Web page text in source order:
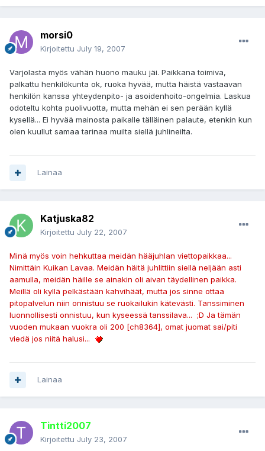
morsi0
Kirjoitettu July 19, 2007
Varjolasta myös vähän huono mauku jäi. Paikkana toimiva,
palkattu henkilökunta ok, ruoka hyvää, mutta häistä vastaavan
henkilön kanssa yhteydenpito- ja asoidenhoito-ongelmia. Laskua
odoteltu kohta puolivuotta, mutta mehän ei sen perään kyllä
kysellä... Ei hyvää mainosta paikalle tälläinen palaute, etenkin kun
olen kuullut samaa tarinaa muilta siellä juhlineilta.
Lainaa
Katjuska82
Kirjoitettu July 22, 2007
Minä myös voin hehkuttaa meidän hääjuhlan viettopaikkaa...
Nimittäin Kuikan Lavaa. Meidän häitä juhlittiin siellä neljään asti
aamulla, meidän häille se ainakin oli aivan täydellinen paikka.
Meillä oli kyllä pelkästään kahvihäät, mutta jos sinne ottaa
pitopalvelun niin onnistuu se ruokailukin kätevästi. Tanssiminen
luonnollisesti onnistuu, kun kyseessä tanssilava... ;D Ja tämän
vuoden mukaan vuokra oli 200 [ch8364], omat juomat sai/piti
viedä jos niitä halusi...
Lainaa
Tintti2007
Kirjoitettu July 23, 2007